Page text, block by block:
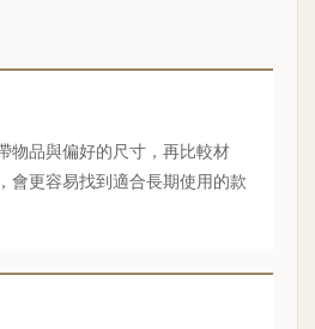
物品與偏好的尺寸，再比較材
會更容易找到適合長期使用的款